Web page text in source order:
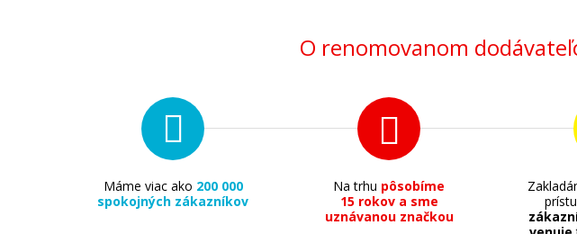
O renomovanom
Máme viac ako 200 000
spokojných zákazníkov
Na trhu pôsobíme
15 rokov a sme
uznávanou značkou